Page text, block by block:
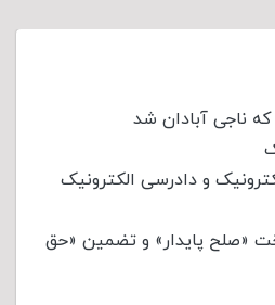
ناجی آبادان شد
و دادرسی الکترونیک
«صلح پایدار» و تضمین «حق